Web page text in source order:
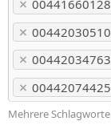
Mehrere